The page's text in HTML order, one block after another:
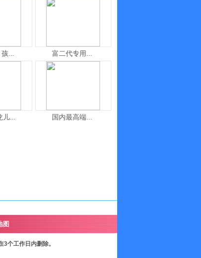
... 富二代专用...
... 国内最高端...
图
个工作日内删除。